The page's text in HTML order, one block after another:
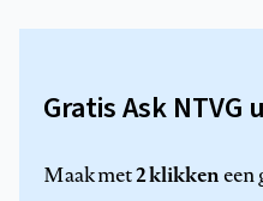
Gratis Ask
Maak met2 klikkeneen